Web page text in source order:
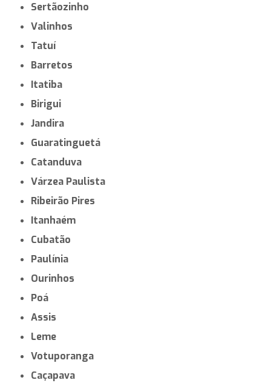
Sertãozinho
Valinhos
Tatuí
Barretos
Itatiba
Birigui
Jandira
Guaratinguetá
Catanduva
Várzea Paulista
Ribeirão Pires
Itanhaém
Cubatão
Paulínia
Ourinhos
Poá
Assis
Leme
Votuporanga
Caçapava